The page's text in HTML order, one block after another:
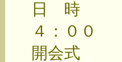
日 時 平
４：００
開会式